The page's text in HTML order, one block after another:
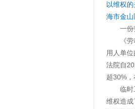
以维权
海市金山
一份
《
用人单
法院自
超30%，
临
维权造